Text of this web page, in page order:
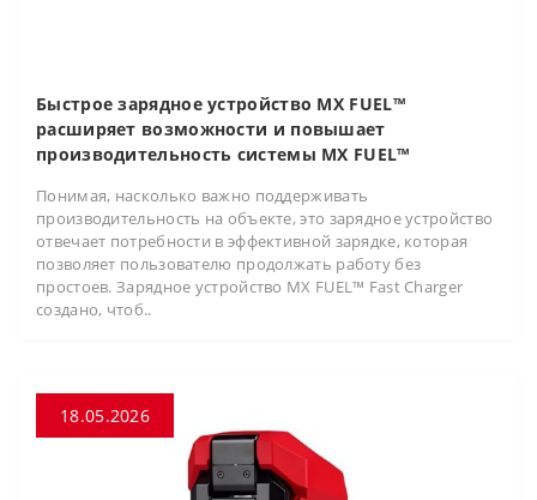
Быстрое зарядное устройство MX FUEL™
расширяет возможности и повышает
производительность системы MX FUEL™
Понимая, насколько важно поддерживать
производительность на объекте, это зарядное устройство
отвечает потребности в эффективной зарядке, которая
позволяет пользователю продолжать работу без
простоев. Зарядное устройство MX FUEL™ Fast Charger
создано, чтоб..
18.05.2026